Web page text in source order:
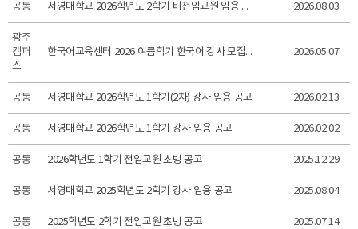
공통 서영대학교 2026학년도 2학기 비전임교원 임용 공고 2026.08.03
광주
캠퍼
스
한국어교육센터 2026 여름학기 한국어 강사 모집 공고 2026.05.07
공통 서영대학교 2026학년도 1학기(2차) 강사 임용 공고 2026.02.13
공통 서영대학교 2026학년도 1학기 강사 임용 공고 2026.02.02
공통 2026학년도 1학기 전임교원 초빙 공고 2025.12.29
공통 서영대학교 2025학년도 2학기 강사 임용 공고 2025.08.04
공통 2025학년도 2학기 전임교원 초빙 공고 2025.07.14